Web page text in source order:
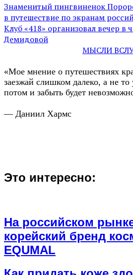
Знаменитый пингвиненок
в путешествие по экранам
Клуб «418» организовал вечер в
Демидовой
МЫСЛИ
«Мое мнение о путешествиях
заезжай слишком далеко, а не
потом и забыть будет
— Даниил Хармс
Это интересно:
На российском
корейский бренд
EQUMAL